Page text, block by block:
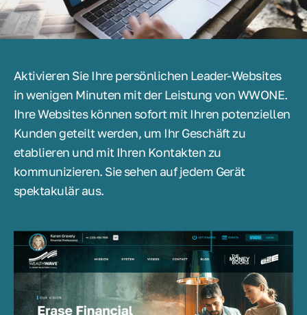
Aktivieren Sie Ihre persönlichen Leader-Websites
in wenigen Minuten mit der Leistung von WWONE.
Ihre Websites können sofort mit Ihren potenziellen
Kunden geteilt werden, um Ihr Geschäft zu
etablieren und mit Ihren Kontakten zu
kommunizieren. Sie sehen auf jedem Gerät
spektakulär aus.